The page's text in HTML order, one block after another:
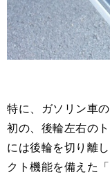
特に、ガソリン車
初の、後輪左右の
には後輪を切り離
クト機能を備えた